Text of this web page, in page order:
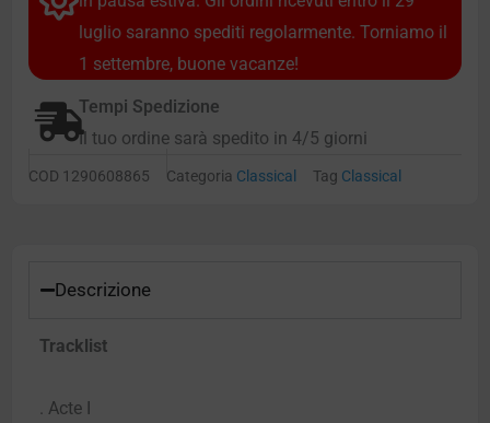
luglio saranno spediti regolarmente. Torniamo il
1 settembre, buone vacanze!
Tempi Spedizione
Il tuo ordine sarà spedito in 4/5 giorni
COD 1290608865 Categoria Classical Tag Classical
Descrizione
Tracklist
. Acte I